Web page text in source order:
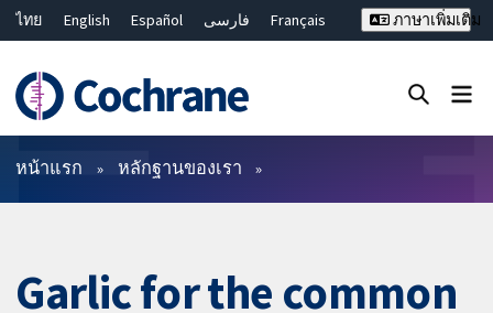
ไทย English Español فارسی
Français
Bahasa Malaysia
繁體中文 简体中文
ภาษาเพิ่มเติม
ตัวกรอง
หน้าแรก หลักฐานของเรา
Garlic for the common